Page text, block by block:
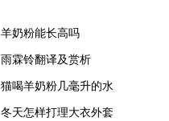
羊奶粉能长高吗
雨霖铃翻译及赏析
猫喝羊奶粉几毫升的水
冬天怎样打理大衣外套